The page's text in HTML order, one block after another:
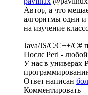
Автор, а что
алгоритмы одни
на изучение
Java/JS/C/C++/C#
После Perl - любой
У нас в универах
Ответ написан
Комментировать